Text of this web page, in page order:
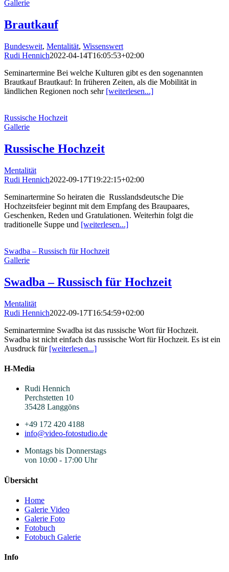
Gallerie
Brautkauf
Bundesweit, Mentalität, Wissenswert
Rudi Hennich2022-04-14T16:05:53+02:00
Seminartermine Bei welche Kulturen gibt es den sogenannten
Brautkauf Brautkauf: In früheren Zeiten, als die Mobilität in
ländlichen Regionen noch sehr [weiterlesen...]
Russische Hochzeit
Gallerie
Russische Hochzeit
Mentalität
Rudi Hennich2022-09-17T19:22:15+02:00
Seminartermine So heiraten die Russlandsdeutsche Die
Hochzeitsfeier beginnt mit dem Empfang des Braupaares,
Geschenken, Reden und Gratulationen. Weiterhin folgt die
traditionelle Suppe und [weiterlesen...]
Swadba – Russisch für Hochzeit
Gallerie
Swadba – Russisch für Hochzeit
Mentalität
Rudi Hennich2022-09-17T16:54:59+02:00
Seminartermine Swadba ist das russische Wort für Hochzeit.
Swadba ist nicht einfach das russische Wort für Hochzeit. Es ist ein
Ausdruck für [weiterlesen...]
H-Media
Rudi Hennich
Perchstetten 10
35428 Langgöns
+49 172 420 4188
info@video-fotostudio.de
Montags bis Donnerstags
von 10:00 - 17:00 Uhr
Übersicht
Home
Galerie Video
Galerie Foto
Fotobuch
Fotobuch Galerie
Info